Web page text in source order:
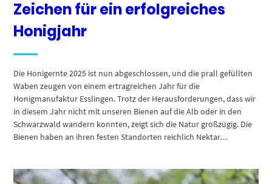
Zeichen für ein erfolgreiches
Honigjahr
Die Honigernte 2025 ist nun abgeschlossen, und die prall gefüllten
Waben zeugen von einem ertragreichen Jahr für die
Honigmanufaktur Esslingen. Trotz der Herausforderungen, dass wir
in diesem Jahr nicht mit unseren Bienen auf die Alb oder in den
Schwarzwald wandern konnten, zeigt sich die Natur großzügig. Die
Bienen haben an ihren festen Standorten reichlich Nektar…